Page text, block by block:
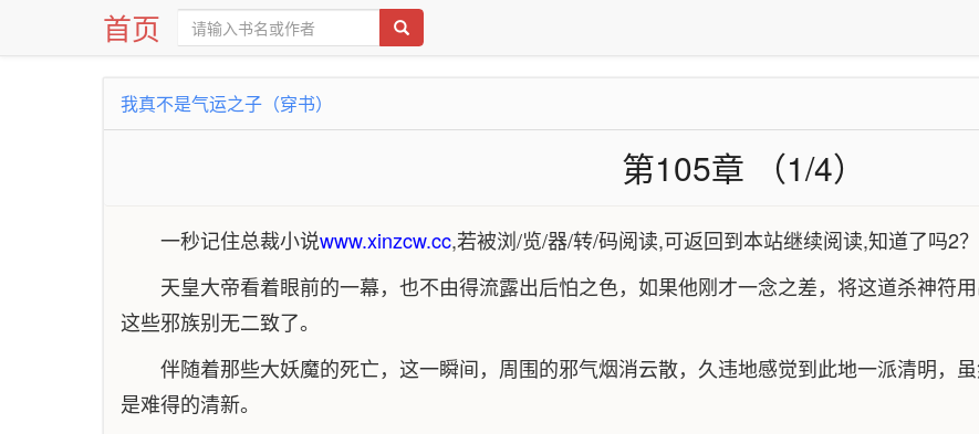
首页
我真不是气运之子（穿书）
第105章 （1/4）
一秒记住总裁小说www.xinzcw.cc,若被浏/览/器/转/码阅读,可返回到本站继续阅读,知道了吗2？
天皇大帝看着眼前的一幕，也不由得流露出后怕之色，如果他刚才一念之差，将这道杀神符
这些邪族别无二致了。
伴随着那些大妖魔的死亡，这一瞬间，周围的邪气烟消云散，久违地感觉到此地一派清明，
是难得的清新。